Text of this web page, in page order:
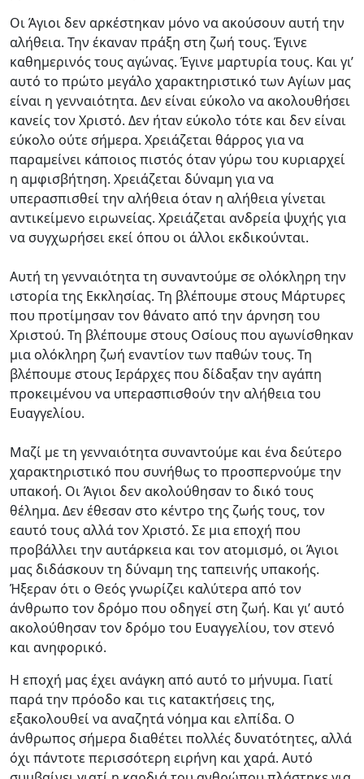
Οι Άγιοι δεν αρκέστηκαν μόνο να ακούσουν αυτή την
αλήθεια. Την έκαναν πράξη στη ζωή τους. Έγινε
καθημερινός τους αγώνας. Έγινε μαρτυρία τους. Και γι’
αυτό το πρώτο μεγάλο χαρακτηριστικό των Αγίων μας
είναι η γενναιότητα. Δεν είναι εύκολο να ακολουθήσει
κανείς τον Χριστό. Δεν ήταν εύκολο τότε και δεν είναι
εύκολο ούτε σήμερα. Χρειάζεται θάρρος για να
παραμείνει κάποιος πιστός όταν γύρω του κυριαρχεί
η αμφισβήτηση. Χρειάζεται δύναμη για να
υπερασπισθεί την αλήθεια όταν η αλήθεια γίνεται
αντικείμενο ειρωνείας. Χρειάζεται ανδρεία ψυχής για
να συγχωρήσει εκεί όπου οι άλλοι εκδικούνται.
Αυτή τη γενναιότητα τη συναντούμε σε ολόκληρη την
ιστορία της Εκκλησίας. Τη βλέπουμε στους Μάρτυρες
που προτίμησαν τον θάνατο από την άρνηση του
Χριστού. Τη βλέπουμε στους Οσίους που αγωνίσθηκαν
μια ολόκληρη ζωή εναντίον των παθών τους. Τη
βλέπουμε στους Ιεράρχες που δίδαξαν την αγάπη
προκειμένου να υπερασπισθούν την αλήθεια του
Ευαγγελίου.
Μαζί με τη γενναιότητα συναντούμε και ένα δεύτερο
χαρακτηριστικό που συνήθως το προσπερνούμε την
υπακοή. Οι Άγιοι δεν ακολούθησαν το δικό τους
θέλημα. Δεν έθεσαν στο κέντρο της ζωής τους, τον
εαυτό τους αλλά τον Χριστό. Σε μια εποχή που
προβάλλει την αυτάρκεια και τον ατομισμό, οι Άγιοι
μας διδάσκουν τη δύναμη της ταπεινής υπακοής.
Ήξεραν ότι ο Θεός γνωρίζει καλύτερα από τον
άνθρωπο τον δρόμο που οδηγεί στη ζωή. Και γι’ αυτό
ακολούθησαν τον δρόμο του Ευαγγελίου, τον στενό
και ανηφορικό.
Η εποχή μας έχει ανάγκη από αυτό το μήνυμα. Γιατί
παρά την πρόοδο και τις κατακτήσεις της,
εξακολουθεί να αναζητά νόημα και ελπίδα. Ο
άνθρωπος σήμερα διαθέτει πολλές δυνατότητες, αλλά
όχι πάντοτε περισσότερη ειρήνη και χαρά. Αυτό